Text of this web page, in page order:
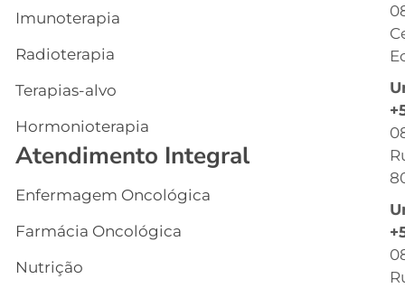
Imunoterapia
Radioterapia
Terapias-alvo
Hormonioterapia
Atendimento Integral
Enfermagem Oncológica
Farmácia Oncológica
Nutrição